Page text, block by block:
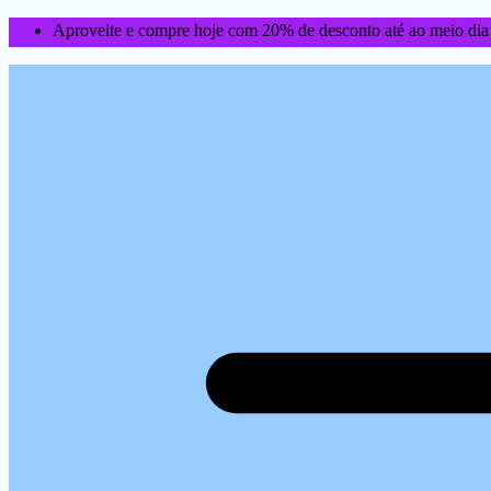
Aproveite e compre hoje com 20% de desconto até ao meio